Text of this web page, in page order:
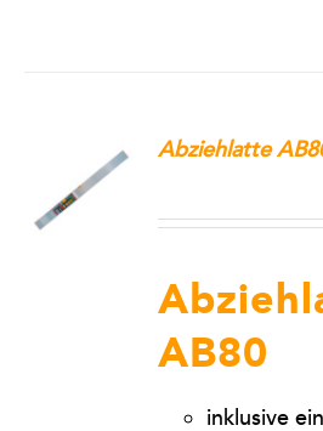
Abziehlatte
AB80
inklusive